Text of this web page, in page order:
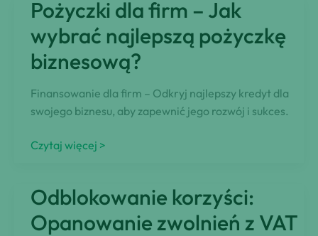
można
uniknąć,
zakładając
spółkę
ograniczoną
odpowiedzialnością?
Pożyczki dla firm – Jak
wybrać najlepszą pożyczkę
biznesową?
Finansowanie dla firm – Odkryj najlepszy kredyt dla
swojego biznesu, aby zapewnić jego rozwój i sukces.
Pożyczki
–
Jak
wybrać
Czytaj więcej >
Odblokowanie korzyści:
Opanowanie zwolnień z VAT